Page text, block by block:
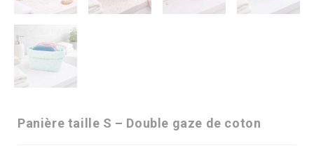
Panière taille S – Double gaze de coton